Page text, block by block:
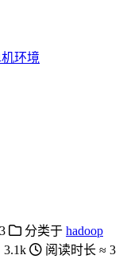
环境
分类于 hadoop
3.1k 阅读时长 ≈ 3